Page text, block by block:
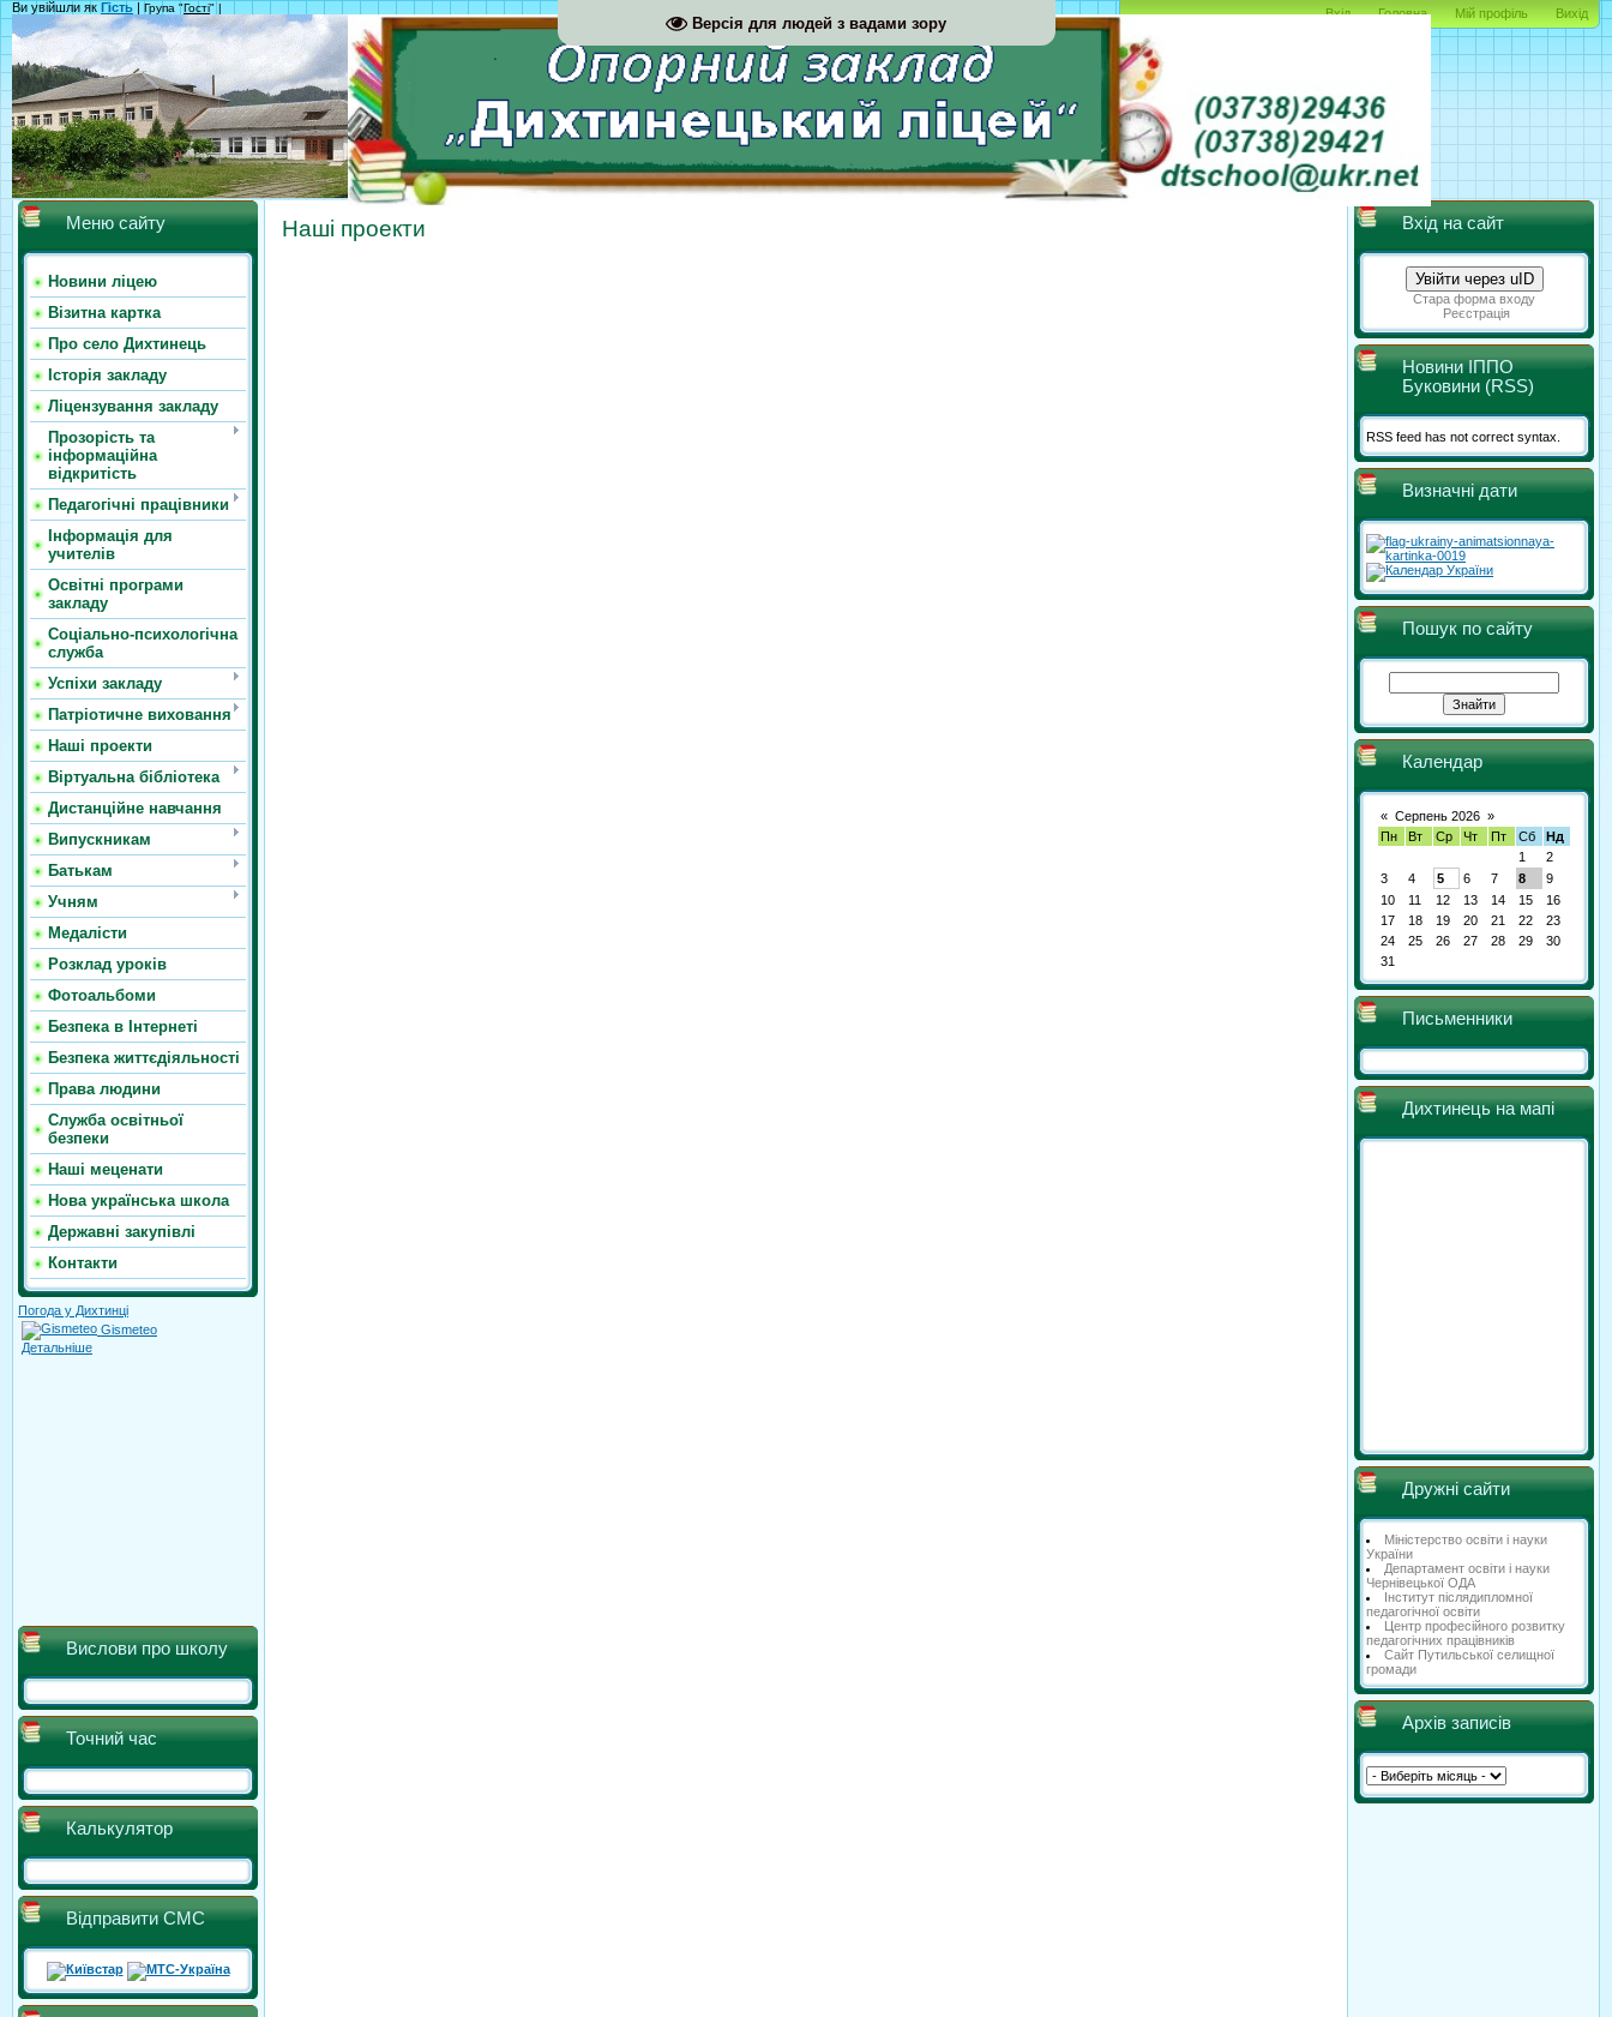
Версія для людей з вадами зору
Вхід Головна Мій профіль Вихід
Ви увійшли як Гість | Група "Гості" |
Меню сайту
Новини ліцею
Візитна картка
Про село Дихтинець
Історія закладу
Ліцензування закладу
Прозорість та
інформаційна
відкритість
Педагогічні працівники
Інформація для
учителів
Освітні програми
закладу
Соціально-психологічна
служба
Успіхи закладу
Патріотичне виховання
Наші проекти
Віртуальна бібліотека
Дистанційне навчання
Випускникам
Батькам
Учням
Медалісти
Розклад уроків
Фотоальбоми
Безпека в Інтернеті
Безпека життєдіяльності
Права людини
Служба освітньої
безпеки
Наші меценати
Нова українська школа
Державні закупівлі
Контакти
Погода у Дихтинці
Gismeteo
Детальніше
Вислови про школу
Точний час
Калькулятор
Відправити СМС
Наші проекти Вхід на сайт
Увійти через uID
Стара форма входу
Реєстрація
Новини ІППО
Буковини (RSS)
RSS feed has not correct syntax.
Визначні дати
Пошук по сайту
Календар
« Серпень 2026 »
Пн
Вт Ср Чт Пт Сб
Нд
1
2
3
4 5 6 7 8
9
10
11 12 13 14 15
16
17
18 19 20 21 22
23
24
25 26 27 28 29
30
31
Письменники
Дихтинець на мапі
Дружні сайти
Міністерство освіти і науки
України
Департамент освіти і науки
Чернівецької ОДА
Інститут післядипломної
педагогічної освіти
Центр професійного розвитку
педагогічних працівників
Сайт Путильської селищної
громади
Архів записів